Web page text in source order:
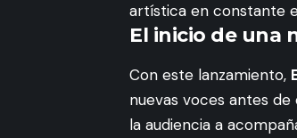
artística en constante
El inicio de una
Con este lanzamiento,
nuevas voces antes
la audiencia a